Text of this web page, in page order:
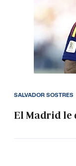
El Madrid le
SALVADOR SOSTRES